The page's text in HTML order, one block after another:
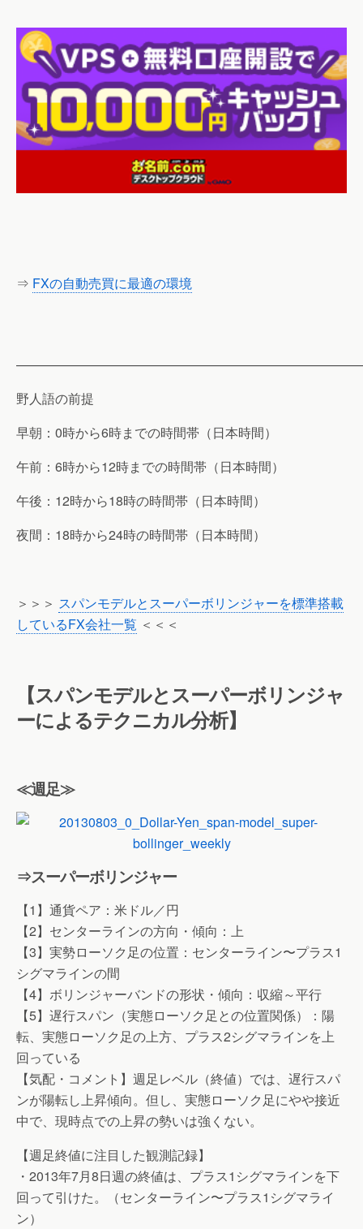
⇒ FXの自動売買に最適の環境
野人語の前提
早朝：0時から6時までの時間帯（日本時間）
午前：6時から12時までの時間帯（日本時間）
午後：12時から18時の時間帯（日本時間）
夜間：18時から24時の時間帯（日本時間）
＞＞＞ スパンモデルとスーパーボリンジャーを標準搭載
しているFX会社一覧 ＜＜＜
【スパンモデルとスーパーボリンジャ
ーによるテクニカル分析】
≪週足≫
⇒スーパーボリンジャー
【1】通貨ペア：米ドル／円
【2】センターラインの方向・傾向：上
【3】実勢ローソク足の位置：センターライン〜プラス1
シグマラインの間
【4】ボリンジャーバンドの形状・傾向：収縮～平行
【5】遅行スパン（実態ローソク足との位置関係）：陽
転、実態ローソク足の上方、プラス2シグマラインを上
回っている
【気配・コメント】週足レベル（終値）では、遅行スパ
ンが陽転し上昇傾向。但し、実態ローソク足にやや接近
中で、現時点での上昇の勢いは強くない。
【週足終値に注目した観測記録】
・2013年7月8日週の終値は、プラス1シグマラインを下
回って引けた。（センターライン〜プラス1シグマライ
ン）